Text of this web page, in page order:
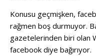
Konusu geçmişken,
rağmen boş durmuyor.
gazetelerinden biri olan
facebook diye bağırıyor.